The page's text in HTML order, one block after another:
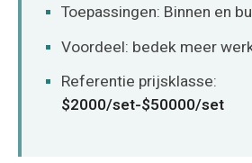
Toepassingen: Binnen en
Voordeel: bedek meer
Referentie prijsklasse:
$2000/set-$50000/set